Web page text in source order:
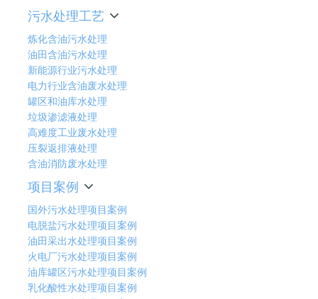
污水处理工艺
炼化含油污水处理
油田含油污水处理
新能源行业污水处理
电力行业含油废水处理
罐区和油库水处理
垃圾渗滤液处理
高难度工业废水处理
压裂返排液处理
含油消防废水处理
项目案例
国外污水处理项目案例
电脱盐污水处理项目案例
油田采出水处理项目案例
火电厂污水处理项目案例
油库罐区污水处理项目案例
乳化酸性水处理项目案例